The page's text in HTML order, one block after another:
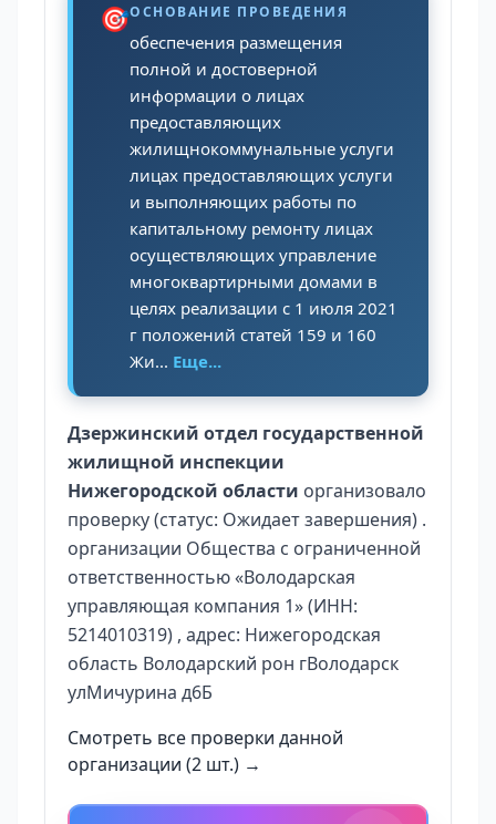
🎯ОСНОВАНИЕ ПРОВЕДЕНИЯ
обеспечения размещения
полной и достоверной
информации о лицах
предоставляющих
жилищнокоммунальные услуги
лицах предоставляющих услуги
и выполняющих работы по
капитальному ремонту лицах
осуществляющих управление
многоквартирными домами в
целях реализации с 1 июля 2021
г положений статей 159 и 160
Жи... Еще...
Дзержинский отдел государственной
жилищной инспекции
Нижегородской области организовало
проверку (статус: Ожидает завершения) .
организации Общества с ограниченной
ответственностью «Володарская
управляющая компания 1» (ИНН:
5214010319) , адрес: Нижегородская
область Володарский рон гВолодарск
улМичурина д6Б
Смотреть все проверки данной
организации (2 шт.) →